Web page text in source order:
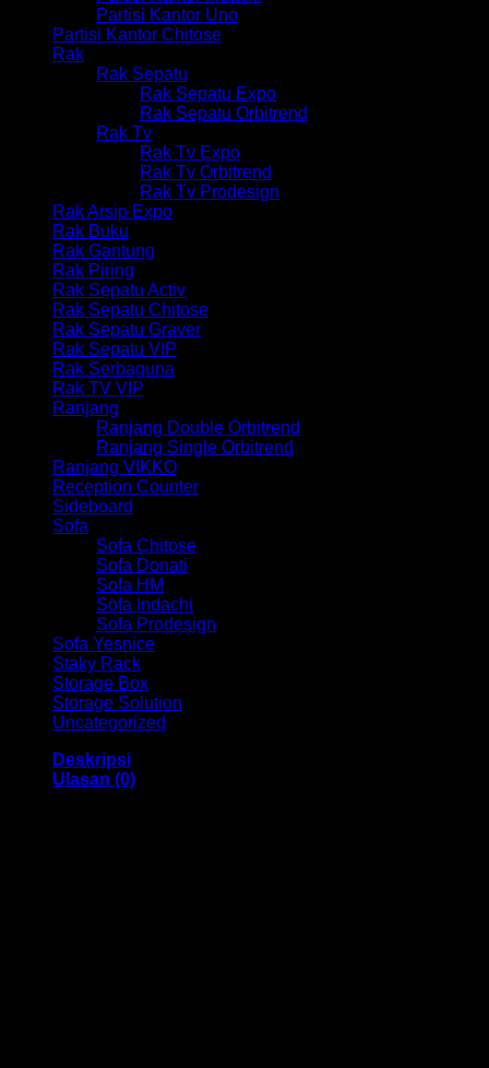
Partisi Kantor Uno
Partisi Kantor Chitose
Rak
Rak Sepatu
Rak Sepatu Expo
Rak Sepatu Orbitrend
Rak Tv
Rak Tv Expo
Rak Tv Orbitrend
Rak Tv Prodesign
Rak Arsip Expo
Rak Buku
Rak Gantung
Rak Piring
Rak Sepatu Activ
Rak Sepatu Chitose
Rak Sepatu Graver
Rak Sepatu VIP
Rak Serbaguna
Rak TV VIP
Ranjang
Ranjang Double Orbitrend
Ranjang Single Orbitrend
Ranjang VIKKO
Reception Counter
Sideboard
Sofa
Sofa Chitose
Sofa Donati
Sofa HM
Sofa Indachi
Sofa Prodesign
Sofa Yesnice
Staky Rack
Storage Box
Storage Solution
Uncategorized
Deskripsi
Ulasan (0)